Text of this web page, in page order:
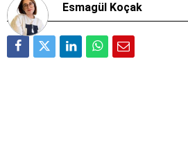
Esmagül Koçak